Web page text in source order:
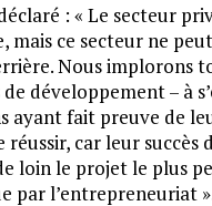
: « Le secteur
mais ce secteur ne
Nous implorons
développement – à
ayant fait preuve de
car leur succès
loin le projet le plus
par l’entrepreneuriat